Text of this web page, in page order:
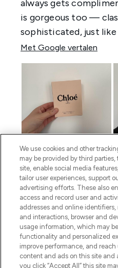
We use cookies and other
may be provided by third
site, enable social media
tailor user experiences, support
advertising efforts. These also
access and record user and
addresses and online identifiers,
and interactions, browser and
usage information, which may
functionality and personalized
improve performance, and
content and ads on this site and
you click “Accept All” this site